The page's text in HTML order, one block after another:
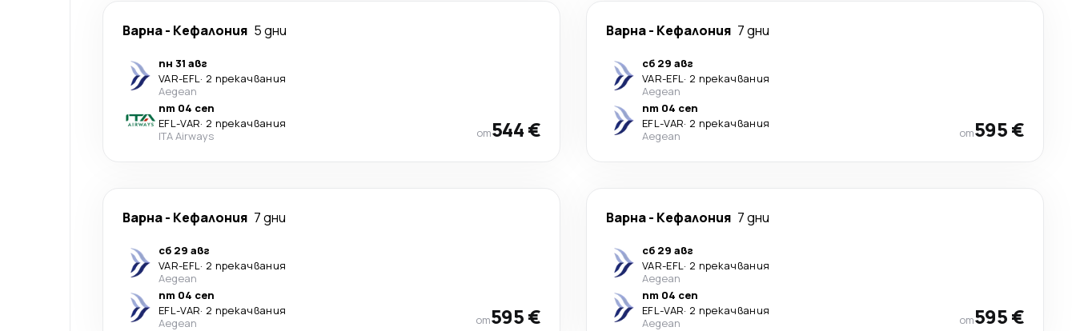
Варна- Кефалония 5 дни
пн 31 авг
VAR-EFL· 2 прекачвания
Aegean
пт 04 сеп
EFL-VAR· 2 прекачвания
ITA Airways
от544 €
Варна- Кефалония 7 дни
сб 29 авг
VAR-EFL· 2 прекачвания
Aegean
пт 04 сеп
EFL-VAR· 2 прекачвания
Aegean
от595 €
Варна- Кефалония 7 дни
сб 29 авг
VAR-EFL· 2 прекачвания
Aegean
пт 04 сеп
EFL-VAR· 2 прекачвания
Aegean
от595 €
Варна- Кефалония 7 дни
сб 29 авг
VAR-EFL· 2 прекачвания
Aegean
пт 04 сеп
EFL-VAR· 2 прекачвания
Aegean
от595 €